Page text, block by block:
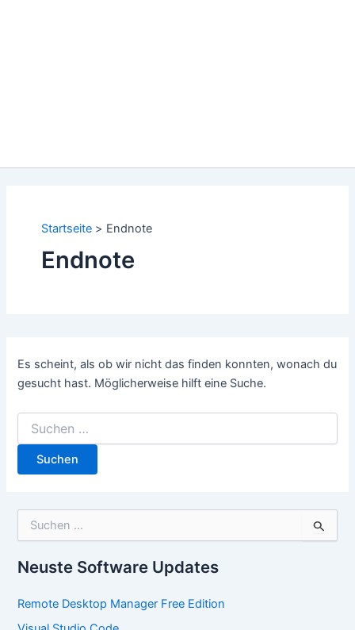
Startseite Endnote
Endnote
Es scheint, als ob wir nicht das finden konnten, wonach du
gesucht hast. Möglicherweise hilft eine Suche.
Suchen
nach:
h
n
a
Neuste Software Updates
Remote Desktop Manager Free Edition